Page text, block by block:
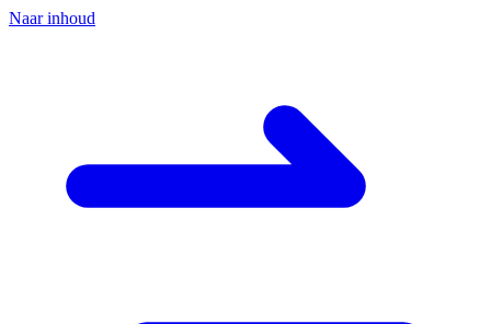
Naar inhoud